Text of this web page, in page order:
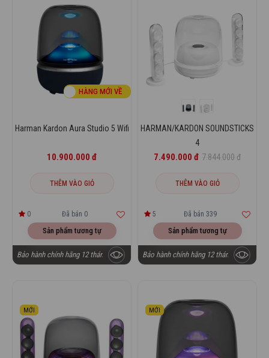
HÀNG MỚI VỀ
Harman Kardon Aura Studio 5 Wifi
10.900.000 đ
THÊM VÀO GIỎ
0 Đã bán 0
Sản phẩm tương tự
Bảo hành chính hãng 12 tháng
HARMAN/KARDON SOUNDSTICKS
4
7.490.000 đ 7.844.000 đ
THÊM VÀO GIỎ
5 Đã bán 339
Sản phẩm tương tự
Bảo hành chính hãng 12 tháng
MỚI MỚI